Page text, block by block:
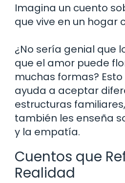
Imagina un cuento
que vive en un hogar
¿No sería genial que
que el amor puede
muchas formas?
ayuda a aceptar
estructuras
también les enseña
y la empatía.
Cuentos que
Realidad